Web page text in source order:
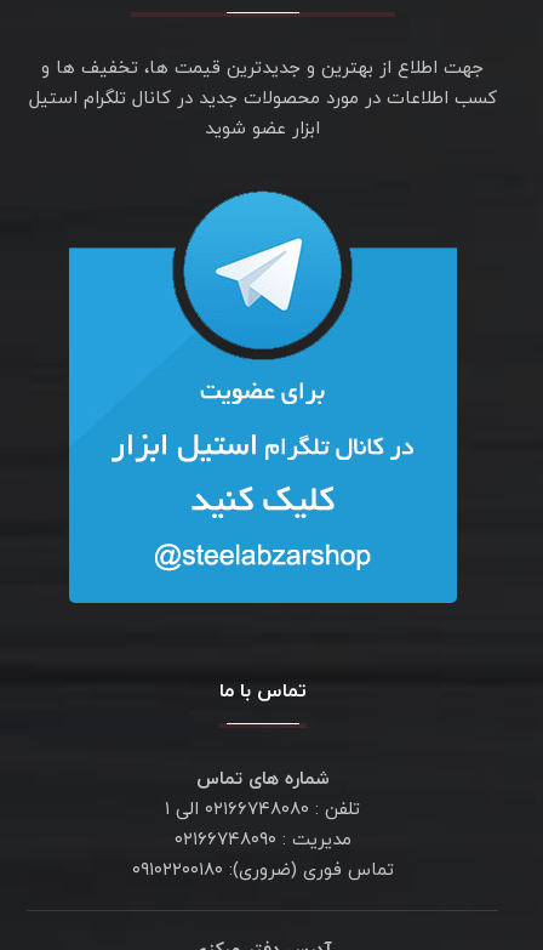
جهت اطلاع از بهترین و جدیدترین قیمت ها، تخفیف ها و
کسب اطلاعات در مورد محصولات جدید در کانال تلگرام استیل
ابزار عضو شوید
تماس با ما
شماره های تماس
تلفن : ۰۲۱۶۶۷۴۸۰۸۰ الی ۱
مدیریت : ۰۲۱۶۶۷۴۸۰۹۰
تماس فوری (ضروری): ۰۹۱۰۲۲۰۰۱۸۰